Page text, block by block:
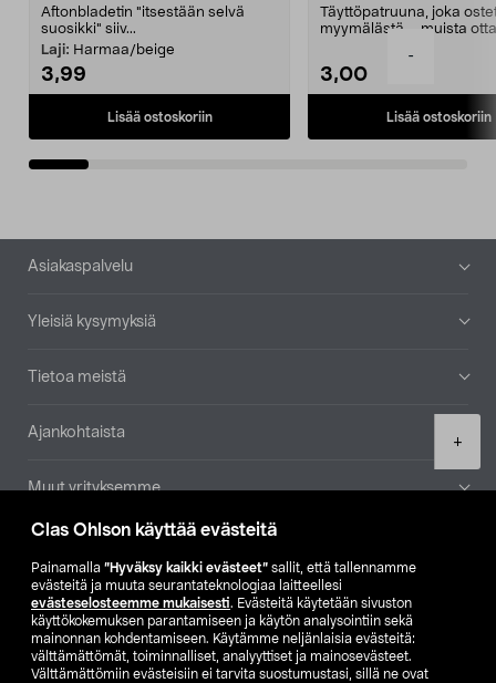
Clas Ohlson käyttää evästeitä
Painamalla ”Hyväksy kaikki evästeet” sallit, että tallennamme
evästeitä ja muuta seurantateknologiaa laitteellesi
evästeselosteemme mukaisesti. Evästeitä käytetään sivuston
käyttökokemuksen parantamiseen ja käytön analysointiin sekä
mainonnan kohdentamiseen. Käytämme neljänlaisia evästeitä:
välttämättömät, toiminnalliset, analyyttiset ja mainosevästeet.
Välttämättömiin evästeisiin ei tarvita suostumustasi, sillä ne ovat
-
+
Aftonbladetin "itsestään selvä
suosikki" siiv...
Laji: Harmaa/beige
3,99
Lisää ostoskoriin
Täyttöpatruuna, joka
myymälästä – muista
3,00
Lisää ostoskoriin
Alatunniste
Asiakaspalvelu
Yleisiä kysymyksiä
Tietoa meistä
Ajankohtaista
Muut yrityksemme
Etsi myymälä
SE NO FI
FI SV